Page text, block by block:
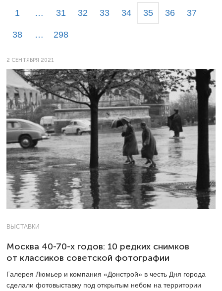
1 … 31 32 33 34 35 36 37
38 … 298
2 СЕНТЯБРЯ 2021
ВЫСТАВКИ
Москва 40-70-х годов: 10 редких снимков
от классиков советской фотографии
Галерея Люмьер и компания «Донстрой» в честь Дня города
сделали фотовыставку под открытым небом на территории